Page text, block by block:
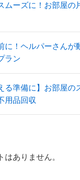
ムーズに！お部屋の
に！ヘルパーさんが
ラン
る準備に】お部屋の
用品回収
ありません。